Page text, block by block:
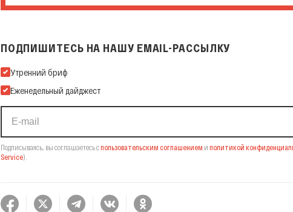
ПОДПИШИТЕСЬ НА НАШУ EMAIL-РАССЫЛКУ
Подпишитесь на нашу Email-рассылку
Утренний бриф
Еженедельный дайджест
Подписываясь, вы соглашаетесь спользовательским соглашением и политикой
Service).